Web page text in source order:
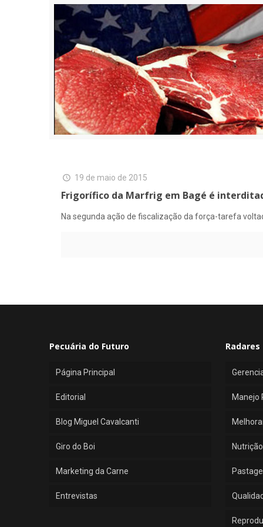
19 de maio de 2015
Frigorífico da Marfrig em Bagé é
Na segunda ação de fiscalização da força-tarefa
Pecuária do Futuro
Página Principal
Editorial
Blog Miguel Cavalcanti
Giro do Boi
Marketing da Carne
Entrevistas
Manejo
Nutrição